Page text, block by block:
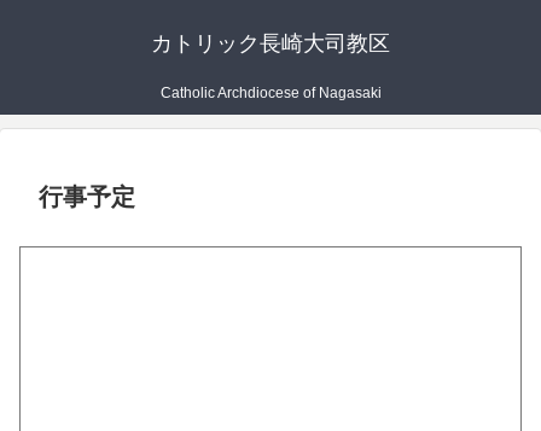
カトリック長崎大司教区
Catholic Archdiocese of Nagasaki
行事予定